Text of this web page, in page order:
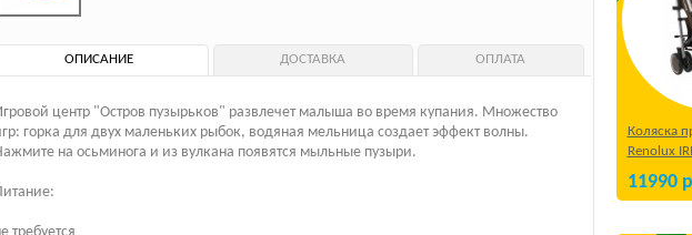
ОПИСАНИЕ ДОСТАВКА ОПЛАТА
центр "Остров пузырьков" развлечет малыша во время купания. Множество
горка для двух маленьких рыбок, водяная мельница создает эффект волны.
на осьминога и из вулкана появятся мыльные пузыри.
Коляска
Renolux
11990